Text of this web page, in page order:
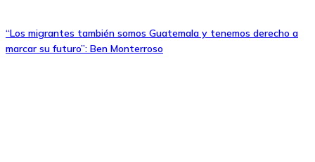
“Los migrantes también somos Guatemala y tenemos derecho a
marcar su futuro”: Ben Monterroso